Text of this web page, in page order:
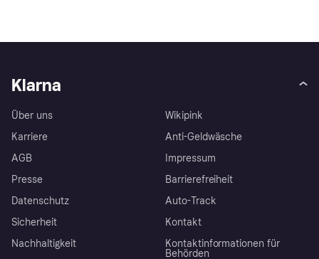
Klarna
Über uns
Karriere
AGB
Presse
Datenschutz
Sicherheit
Nachhaltigkeit
Wikipink
Anti-Geldwäsche
Impressum
Barrierefreiheit
Auto-Track
Kontakt
Kontaktinformationen für
Behörden